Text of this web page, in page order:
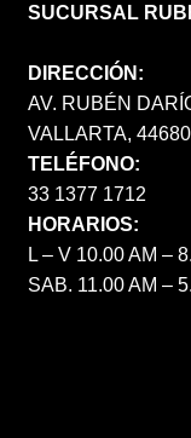
SUCURSAL
DIRECCIÓN:
AV. RUBÉN
VALLARTA,
TELÉFONO:
33 1377 1712
HORARIOS:
L – V 10.00 AM –
SAB. 11.00 AM –